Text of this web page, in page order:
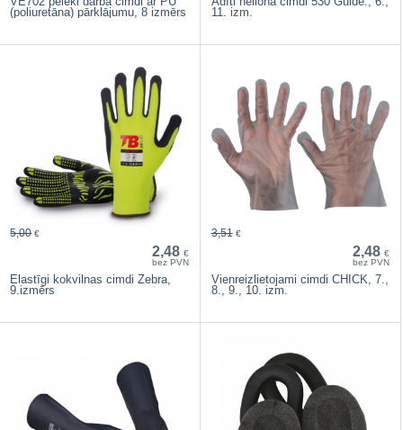
(poliuretāna) pārklājumu, 8 izmērs
11. izm.
2,48 €
bez PVN
5,00 €
Elastīgi kokvilnas cimdi Zebra,
9.izmērs
2,48 €
bez PVN
3,51 €
Vienreizlietojami cimdi CHICK, 7.,
8., 9., 10. izm.